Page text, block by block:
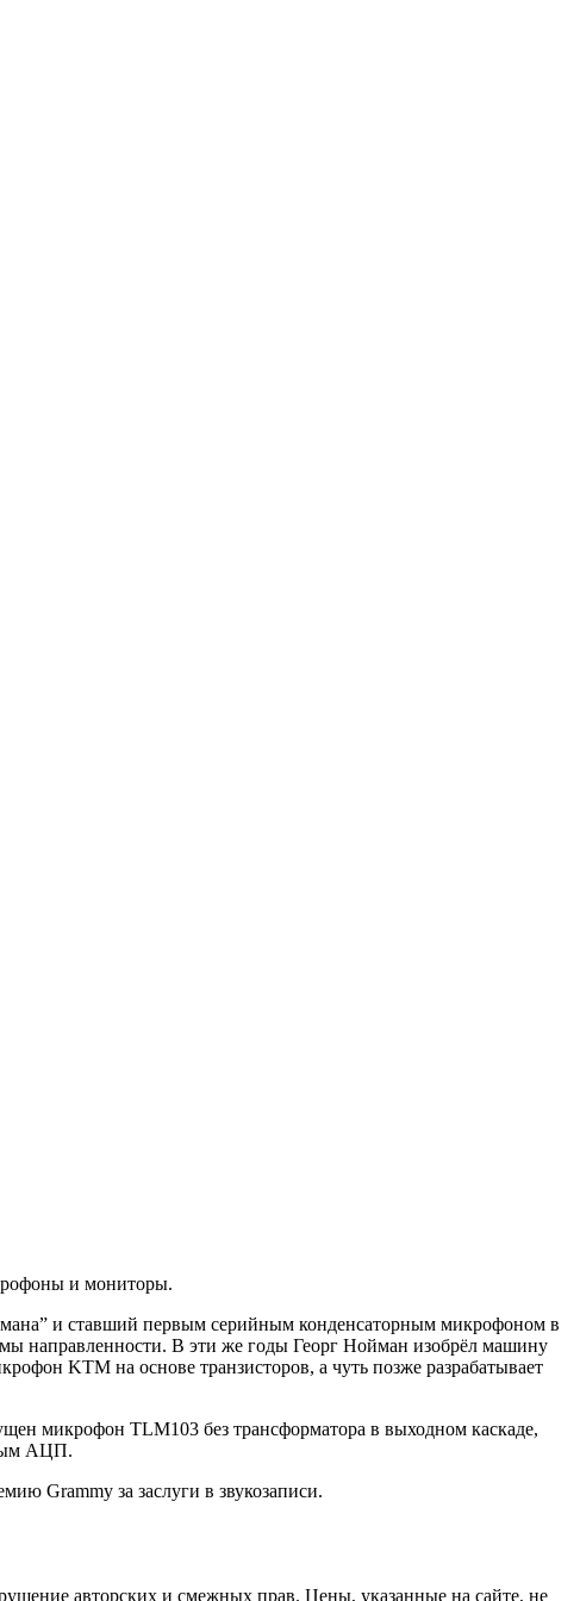
и мониторы.
и ставший первым серийным конденсаторным микрофоном в
направленности. В эти же годы Георг Нойман изобрёл машину
KTM на основе транзисторов, а чуть позже разрабатывает
микрофон TLM103 без трансформатора в выходном каскаде,
АЦП.
Grammy за заслуги в звукозаписи.
авторских и смежных прав. Цены, указанные на сайте, не